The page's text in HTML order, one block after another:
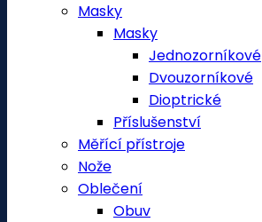
Masky
Masky
Jednozorníkové
Dvouzorníkové
Dioptrické
Příslušenství
Měřící přístroje
Nože
Oblečení
Obuv